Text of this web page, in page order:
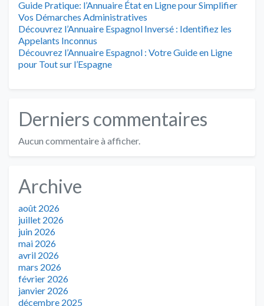
Guide Pratique: l’Annuaire État en Ligne pour Simplifier
Vos Démarches Administratives
Découvrez l’Annuaire Espagnol Inversé : Identifiez les
Appelants Inconnus
Découvrez l’Annuaire Espagnol : Votre Guide en Ligne
pour Tout sur l’Espagne
Derniers commentaires
Aucun commentaire à afficher.
Archive
août 2026
juillet 2026
juin 2026
mai 2026
avril 2026
mars 2026
février 2026
janvier 2026
décembre 2025